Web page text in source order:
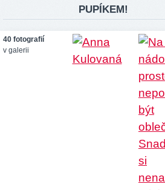
PUPÍKEM!
40 fotografií
v galerii